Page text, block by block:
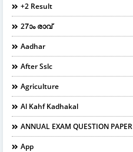
+2 Result
27ാം രാവ്
Aadhar
After Sslc
Agriculture
Al Kahf Kadhakal
ANNUAL EXAM QUESTION PAPER
App